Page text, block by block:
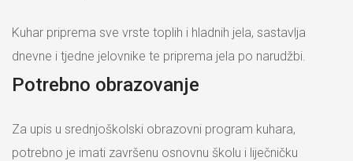
Kuhar priprema sve vrste toplih i hladnih jela, sastavlja
dnevne i tjedne jelovnike te priprema jela po narudžbi.
Potrebno obrazovanje
Za upis u srednjoškolski obrazovni program kuhara,
potrebno je imati završenu osnovnu školu i liječničku